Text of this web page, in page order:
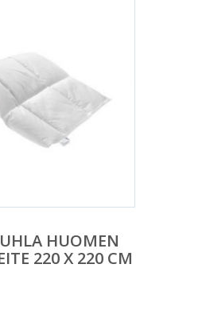
HUOMEN
220 X 220 CM